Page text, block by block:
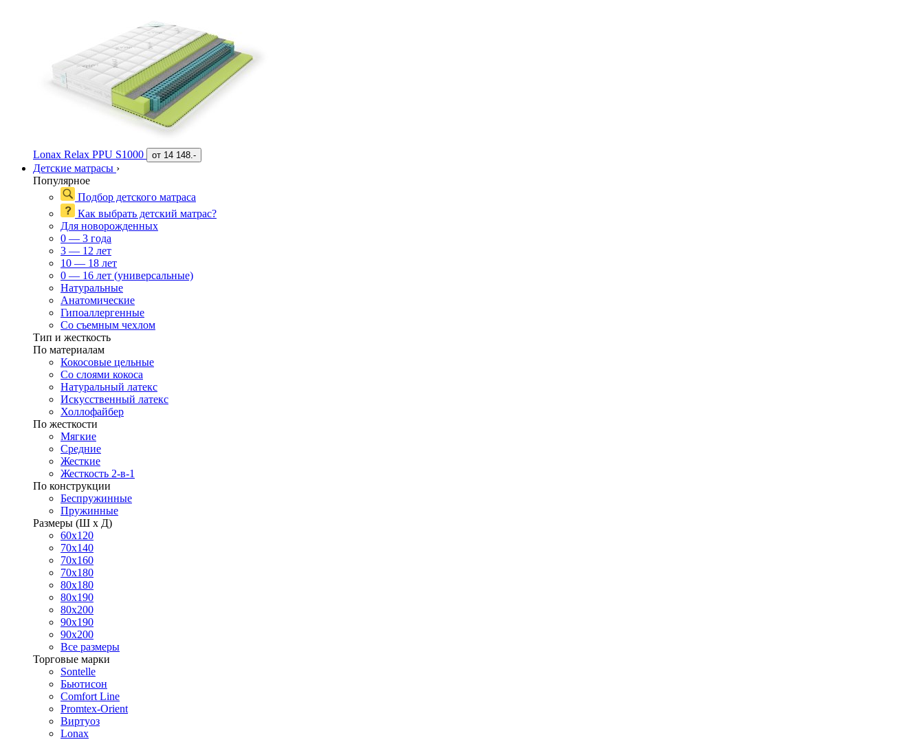
Lonax Relax PPU S1000 от 14 148.-
Детские матрасы ›
Популярное
Подбор детского матраса
Как выбрать детский матрас?
Для новорожденных
0 — 3 года
3 — 12 лет
10 — 18 лет
0 — 16 лет (универсальные)
Натуральные
Анатомические
Гипоаллергенные
Со съемным чехлом
Тип и жесткость
По материалам
Кокосовые цельные
Со слоями кокоса
Натуральный латекс
Искусственный латекс
Холлофайбер
По жесткости
Мягкие
Средние
Жесткие
Жесткость 2-в-1
По конструкции
Беспружинные
Пружинные
Размеры (Ш х Д)
60х120
70х140
70х160
70х180
80х180
80х190
80х200
90х190
90х200
Все размеры
Торговые марки
Sontelle
Бьютисон
Comfort Line
Promtex-Orient
Виртуоз
Lonax